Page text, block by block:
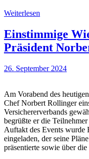
Weiterlesen
Einstimmige
Präsident
26. September 2024
Am Vorabend des
Chef Norbert Rollinger
Versichererverbands
begrüßte er die
Auftakt des Events wurde
eingeladen, der seine
präsentierte sowie über